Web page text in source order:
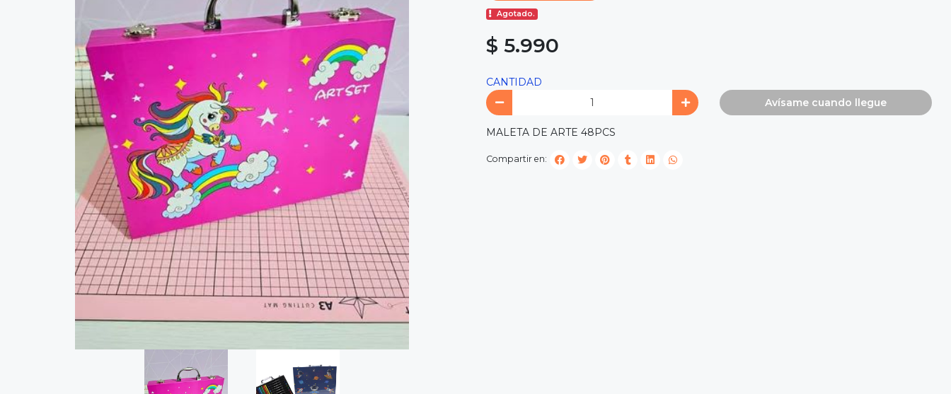
Agotado.
$ 5.990
CANTIDAD
Avísame cuando llegue
MALETA DE ARTE 48PCS
Compartir en: